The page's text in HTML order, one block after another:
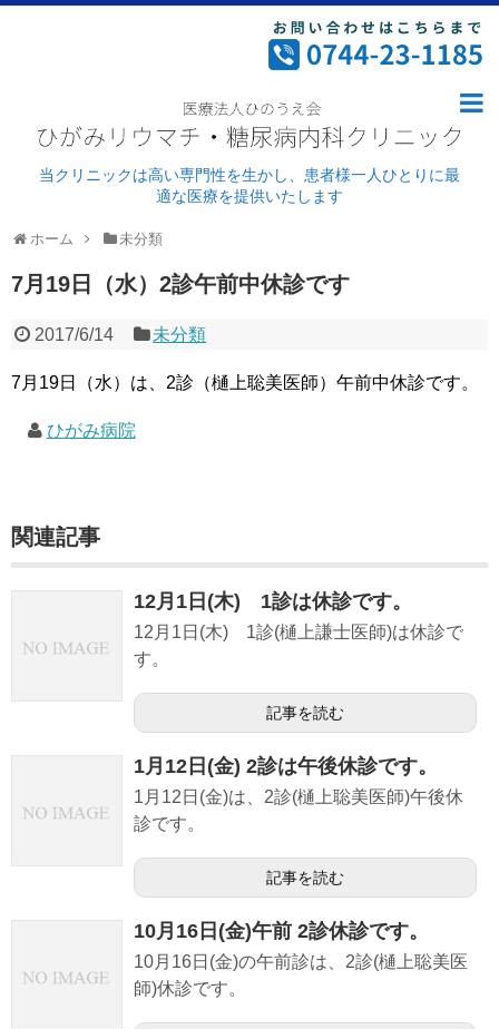
当クリニックは高い専門性を生かし、患者様一人ひとりに最
適な医療を提供いたします
ホーム 未分類
7月19日（水）2診午前中休診です
2017/6/14 未分類
7月19日（水）は、2診（樋上聡美医師）午前中休診です。
ひがみ病院
関連記事
12月1日(木) 1診は休診です。
12月1日(木) 1診(樋上謙士医師)は休診で
す。
記事を読む
1月12日(金) 2診は午後休診です。
1月12日(金)は、2診(樋上聡美医師)午後休
診です。
記事を読む
10月16日(金)午前 2診休診です。
10月16日(金)の午前診は、2診(樋上聡美医
師)休診です。
病院案内
病院紹介
施設基準及び加算について
治験